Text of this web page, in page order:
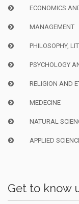
ECONOMICS
MANAGEMENT
PHILOSOPHY,
PSYCHOLOGY
RELIGION AND
MEDECINE
NATURAL
APPLIED
Get to know